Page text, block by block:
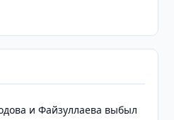
и Файзуллаева выбыл